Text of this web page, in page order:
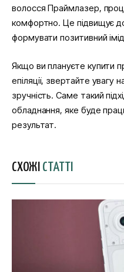
волосся Праймлазер,
комфортно. Це підвищує
формувати позитивний
Якщо ви плануєте купити
епіляції, звертайте увагу
зручність. Саме такий
обладнання, яке буде
результат.
СХОЖІ СТАТТІ